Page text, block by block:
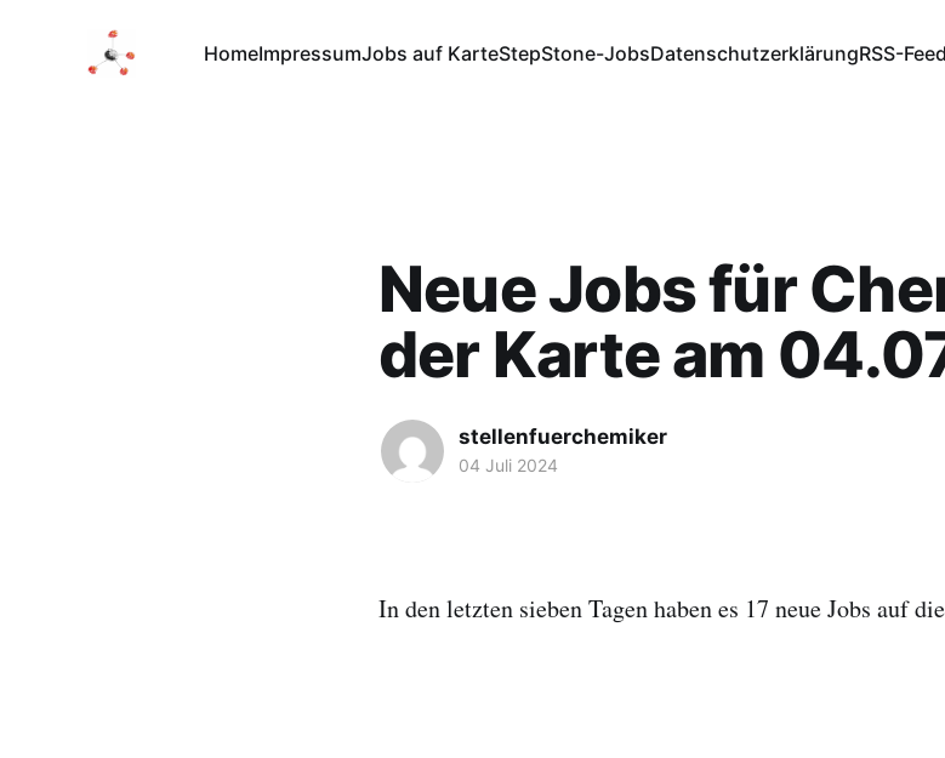
HomeImpressumJobs auf KarteStepStone-JobsDatenschutzerklärungRSS-Feed
Neue Jobs für
der Karte am
stellenfuerchemiker
04 Juli 2024
In den letzten sieben Tagen haben es 17 neue Jobs auf